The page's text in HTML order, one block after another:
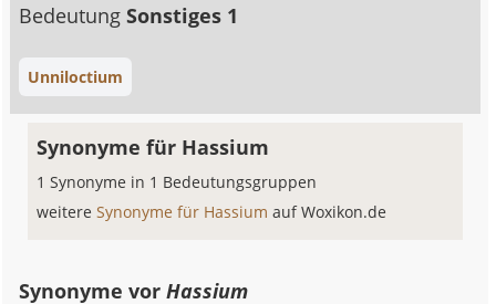
BedeutungSonstiges 1
Unniloctium
Synonyme für Hassium
1 Synonyme in 1 Bedeutungsgruppen
weitereSynonyme für Hassiumauf Woxikon.de
Synonyme vorHassium